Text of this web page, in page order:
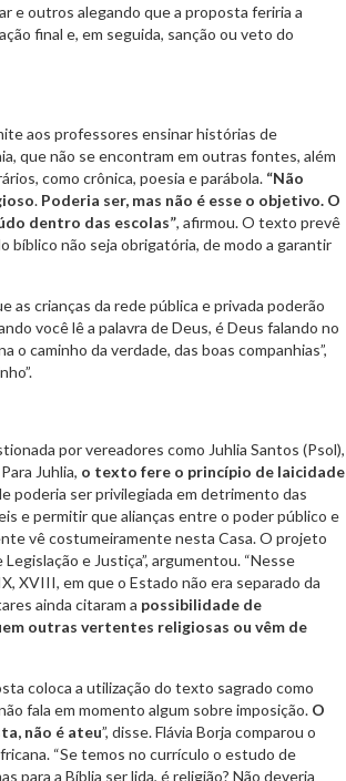
e outros alegando que a proposta feriria a
final e, em seguida, sanção ou veto do
aos professores ensinar histórias de
que não se encontram em outras fontes, além
como crônica, poesia e parábola. “Não
. Poderia ser, mas não é esse o objetivo. O
dentro das escolas”, afirmou. O texto prevê
bíblico não seja obrigatória, de modo a garantir
as crianças da rede pública e privada poderão
você lê a palavra de Deus, é Deus falando no
o caminho da verdade, das boas companhias”,
por vereadores como Juhlia Santos (Psol),
Juhlia, o texto fere o princípio de laicidade
poderia ser privilegiada em detrimento das
e permitir que alianças entre o poder público e
vê costumeiramente nesta Casa. O projeto
e Justiça”, argumentou. “Nesse
XVIII, em que o Estado não era separado da
ainda citaram a possibilidade de
outras vertentes religiosas ou vêm de
coloca a utilização do texto sagrado como
fala em momento algum sobre imposição. O
não é ateu”, disse. Flávia Borja comparou o
“Se temos no currículo o estudo de
para a Bíblia ser lida, é religião? Não deveria